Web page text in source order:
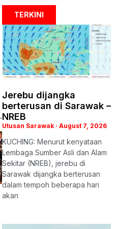
TERKINI
Jerebu dijangka
berterusan di Sarawak –
NREB
Utusan Sarawak August 7, 2026
KUCHING: Menurut kenyataan
Lembaga Sumber Asli dan Alam
Sekitar (NREB), jerebu di
Sarawak dijangka berterusan
dalam tempoh beberapa hari
akan